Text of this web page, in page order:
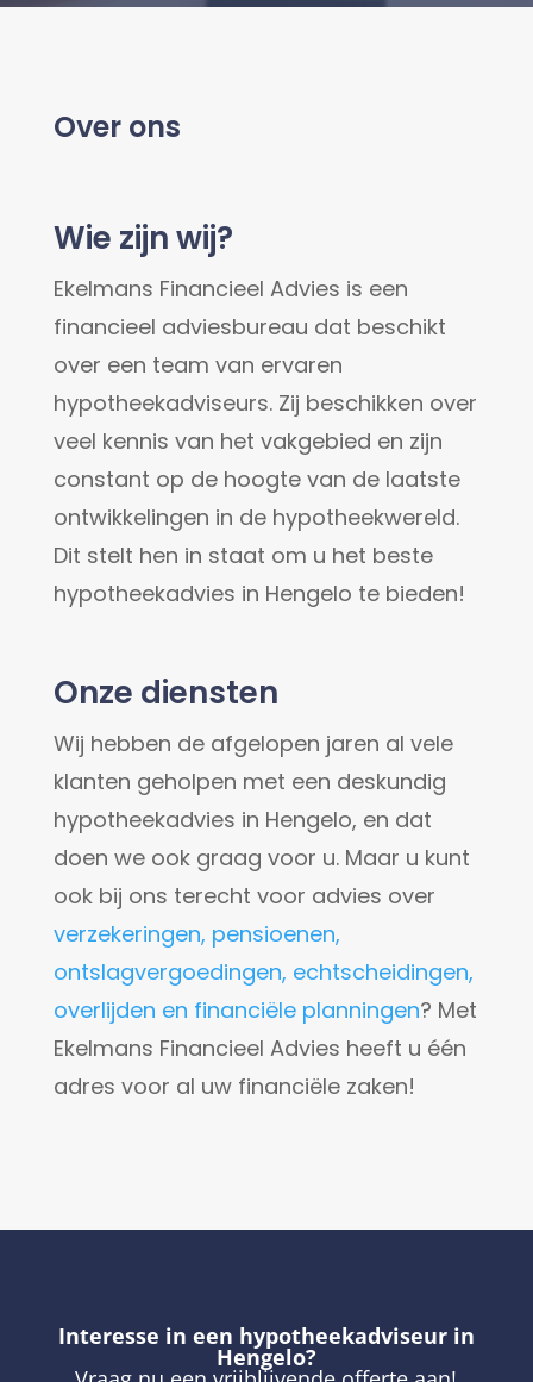
Over ons
Wie zijn wij?
Ekelmans Financieel Advies is een
financieel adviesbureau dat beschikt
over een team van ervaren
hypotheekadviseurs. Zij beschikken over
veel kennis van het vakgebied en zijn
constant op de hoogte van de laatste
ontwikkelingen in de hypotheekwereld.
Dit stelt hen in staat om u het beste
hypotheekadvies in Hengelo te bieden!
Onze diensten
Wij hebben de afgelopen jaren al vele
klanten geholpen met een deskundig
hypotheekadvies in Hengelo, en dat
doen we ook graag voor u. Maar u kunt
ook bij ons terecht voor advies over
verzekeringen, pensioenen,
ontslagvergoedingen, echtscheidingen,
overlijden en financiële planningen? Met
Ekelmans Financieel Advies heeft u één
adres voor al uw financiële zaken!
Interesse in een hypotheekadviseur in
Hengelo?